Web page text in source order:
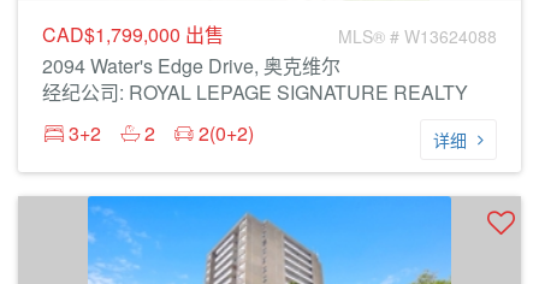
CAD$1,799,000 出售 MLS® # W13624088
2094 Water's Edge Drive, 奥克维尔
经纪公司: ROYAL LEPAGE SIGNATURE REALTY
3+2
2 2(0+2) 详细